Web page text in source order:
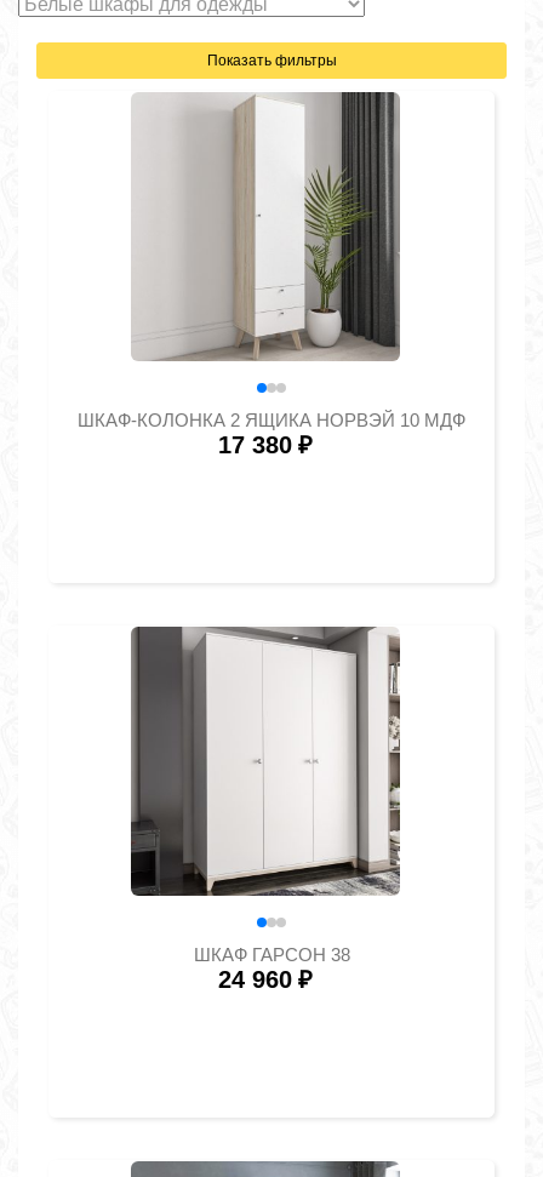
Показать фильтры
ШКАФ-КОЛОНКА 2 ЯЩИКА НОРВЭЙ 10 МДФ
17 380 ₽
ШКАФ ГАРСОН 38
24 960 ₽